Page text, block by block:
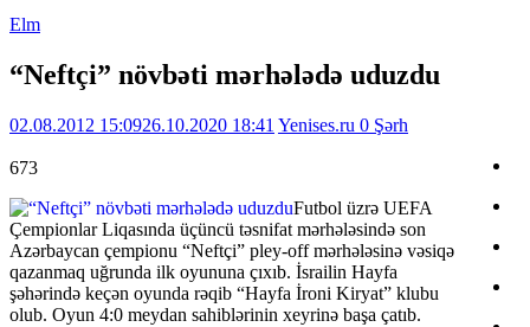
Elm
“Neftçi” növbəti mərhələdə uduzdu
02.08.2012 15:0926.10.2020 18:41 Yenises.ru 0 Şərh
673
Futbol üzrə UEFA
Çempionlar Liqasında üçüncü təsnifat mərhələsində son
Azərbaycan çempionu “Neftçi” pley-off mərhələsinə vəsiqə
qazanmaq uğrunda ilk oyununa çıxıb. İsrailin Hayfa
şəhərində keçən oyunda rəqib “Hayfa İroni Kiryat” klubu
olub. Oyun 4:0 meydan sahiblərinin xeyrinə başa çatıb.